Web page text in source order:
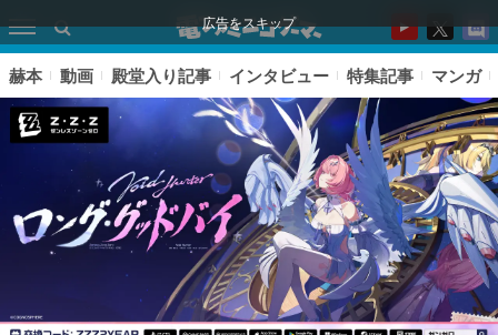
広告をスキップ
赫本 動画 殿堂入り記事 インタビュー 特集記事 マンガ